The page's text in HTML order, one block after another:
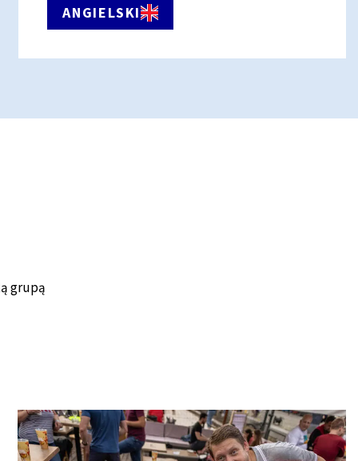
ANGIELSKI
grupą